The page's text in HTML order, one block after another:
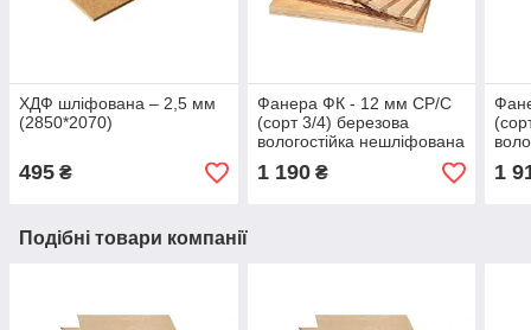
ХДФ шліфована ‒ 2,5 мм
(2850*2070)
495 ₴
Фанера ФК - 12 мм СР/С
(сорт 3/4) березова
вологостійка нешліфована
(1525*1525)
1 190₴ 1
Подібні товари компанії